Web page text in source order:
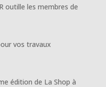
outille les membres de
vos travaux
édition de La Shop à